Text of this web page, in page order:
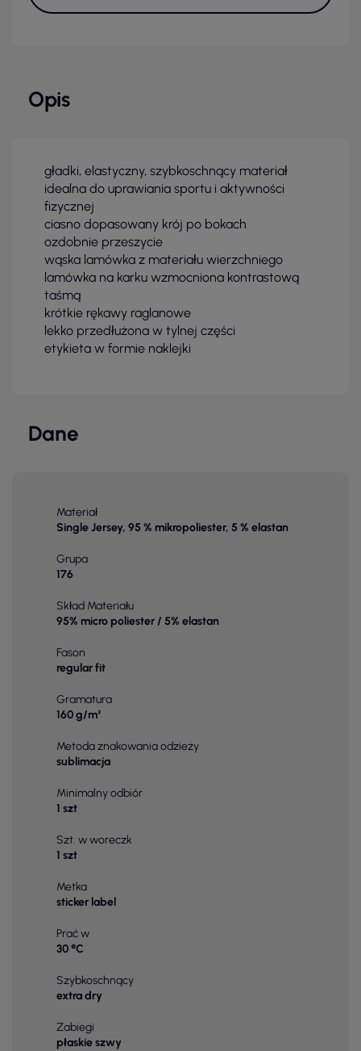
Opis
gładki, elastyczny, szybkoschnący materiał
idealna do uprawiania sportu i aktywności
fizycznej
ciasno dopasowany krój po bokach
ozdobnie przeszycie
wąska lamówka z materiału wierzchniego
lamówka na karku wzmocniona kontrastową
taśmą
krótkie rękawy raglanowe
lekko przedłużona w tylnej części
etykieta w formie naklejki
Dane
Materiał
Single Jersey, 95 % mikropoliester, 5 % elastan
Grupa
176
Skład Materiału
95% micro poliester / 5% elastan
Fason
regular fit
Gramatura
160 g/m²
Metoda znakowania odzieży
sublimacja
Minimalny odbiór
1 szt
Szt. w woreczk
1 szt
Metka
sticker label
Prać w
30 °C
Szybkoschnący
extra dry
Zabiegi
płaskie szwy